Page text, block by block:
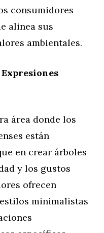
consumidores
alinea sus
ambientales.
área donde los
están
en crear árboles
y los gustos
ofrecen
minimalistas